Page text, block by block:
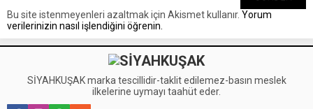
Bu site istenmeyenleri azaltmak için Akismet kullanır. Yorum
verilerinizin nasıl işlendiğini öğrenin.
SİYAHKUŞAK marka tescillidir-taklit edilemez-basın meslek
ilkelerine uymayı taahüt eder.